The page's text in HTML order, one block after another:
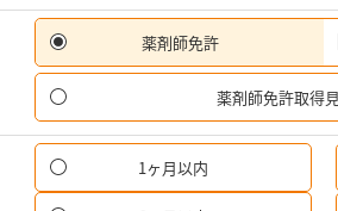
薬剤師免許
薬剤師免許取得見
1ヶ月以内